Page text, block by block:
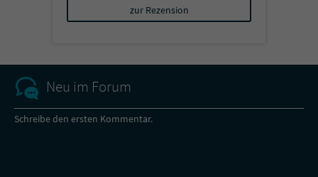
zur Rezension
Neu im Forum
Schreibe den ersten Kommentar.